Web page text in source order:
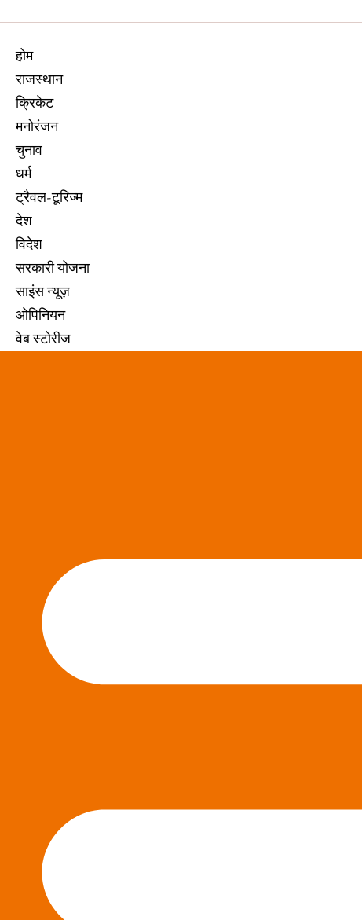
होम
राजस्थान
क्रिकेट
मनोरंजन
चुनाव
धर्म
ट्रैवल-टूरिज्म
देश
विदेश
सरकारी योजना
साइंस न्यूज़
ओपिनियन
वेब स्टोरीज